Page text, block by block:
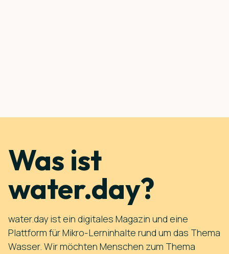
Was ist
water.day?
water.day ist ein digitales Magazin und eine
Plattform für Mikro-Lerninhalte rund um das Thema
Wasser. Wir möchten Menschen zum Thema